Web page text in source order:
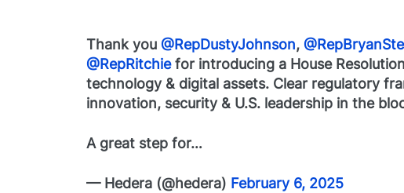
Thank you @RepDustyJohnson,
@RepRitchiefor introducing a House
technology & digital assets. Clear regulatory
innovation, security & U.S. leadership in the
A great step for…
— Hedera (@hedera) February 6, 2025